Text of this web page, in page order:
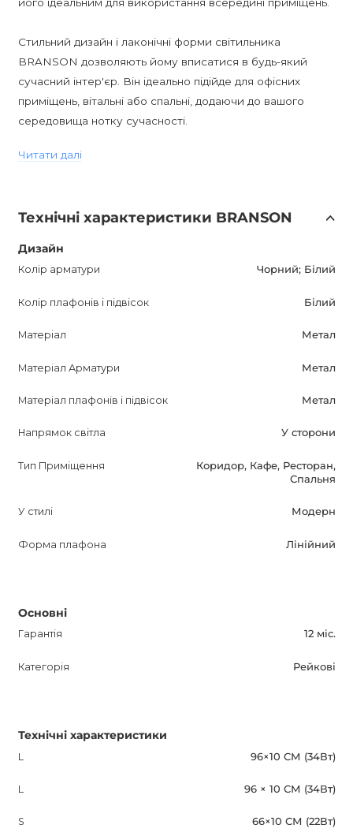
Стильний дизайн і лаконічні форми світильника
BRANSON дозволяють йому вписатися в будь-який
сучасний інтер'єр. Він ідеально підійде для офісних
приміщень, вітальні або спальні, додаючи до вашого
середовища нотку сучасності.
BRANSON постачається з комплектом ламп, що
гарантія на 12 місяців, що є додатковим підтвердженням
BRANSON - це надійне і сучасне освітлювальне рішення,
яке ви можете придбати в Україні тільки в нашому
ціни, зручну доставку по всій країні і гарантовано
яскравим з BRANSON!
Читати далі
Технічні характеристики BRANSON
Дизайн
Колір арматури Чорний; Білий
Колір плафонів і підвісок Білий
Матеріал Метал
Матеріал Арматури Метал
Матеріал плафонів і підвісок Метал
Напрямок світла У сторони
Тип Приміщення
Коридор, Кафе, Ресторан,
Спальня
У стилі Модерн
Форма плафона Лінійний
Основні
Гарантія 12 міс.
Категорія Рейкові
Технічні характеристики
L 96×10 СМ (34Вт)
L 96 × 10 СМ (34Вт)
S 66×10 СМ (22Вт)